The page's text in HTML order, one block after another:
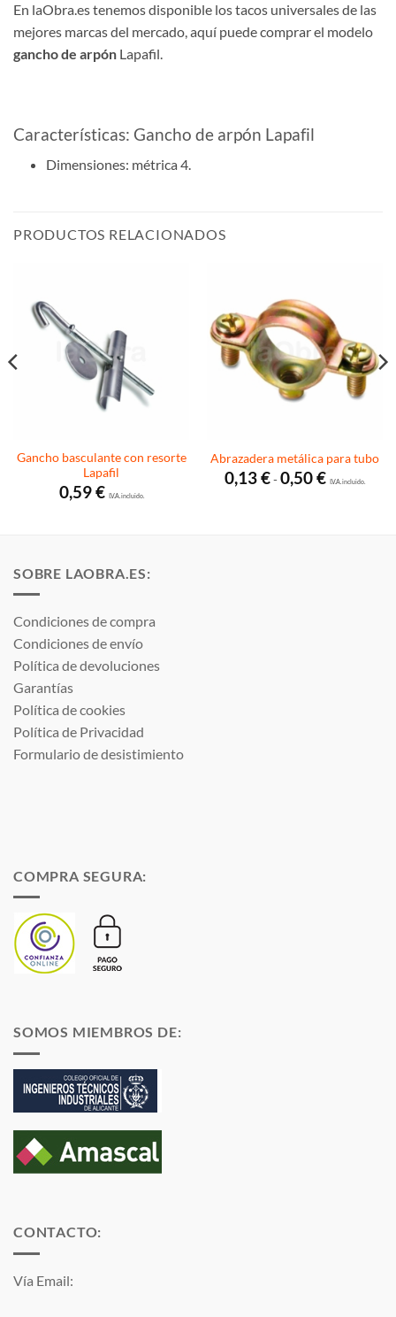
En laObra.es tenemos disponible los tacos universales de las
mejores marcas del mercado, aquí puede comprar el modelo
gancho de arpón Lapafil.
Características: Gancho de arpón Lapafil
Dimensiones: métrica 4.
PRODUCTOS RELACIONADOS
Gancho basculante con resorte
Lapafil
0,59€I.V.A. incluido.
Abrazadera metálica para tubo
0,13€-0,50€Rango
de
I.V.A. incluido.
SOBRE LAOBRA.ES:
Condiciones de compra
Condiciones de envío
Política de devoluciones
Garantías
Política de cookies
Política de Privacidad
Formulario de desistimiento
COMPRA SEGURA:
SOMOS MIEMBROS DE:
CONTACTO:
Vía Email: